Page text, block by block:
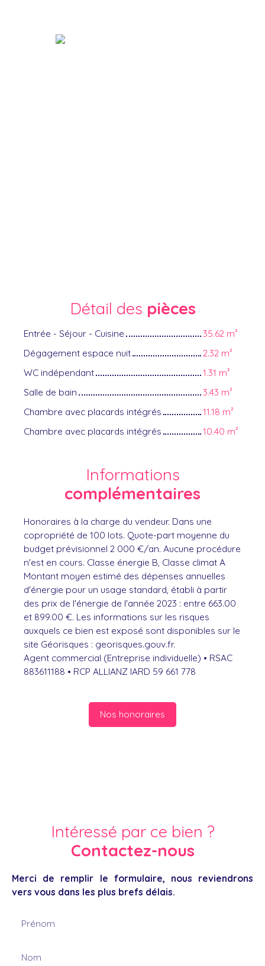
Détail des pièces
Entrée - Séjour - Cuisine
35.62 m²
Dégagement espace nuit
2.32 m²
WC indépendant
1.31 m²
Salle de bain
3.43 m²
Chambre avec placards intégrés
11.18 m²
Chambre avec placards intégrés
10.40 m²
Informations
complémentaires
Honoraires à la charge du vendeur. Dans une
copropriété de 100 lots. Quote-part moyenne du
budget prévisionnel 2 000 €/an. Aucune procédure
n'est en cours. Classe énergie B, Classe climat A
Montant moyen estimé des dépenses annuelles
d'énergie pour un usage standard, établi à partir
des prix de l'énergie de l'année 2023 : entre 663.00
et 899.00 €. Les informations sur les risques
auxquels ce bien est exposé sont disponibles sur le
site Géorisques : georisques.gouv.fr.
Agent commercial (Entreprise individuelle) • RSAC
883611188 • RCP ALLIANZ IARD 59 661 778
Nos honoraires
Intéressé par ce bien ?
Contactez-nous
Merci de remplir le formulaire, nous reviendrons
vers vous dans les plus brefs délais.
Prénom
Nom